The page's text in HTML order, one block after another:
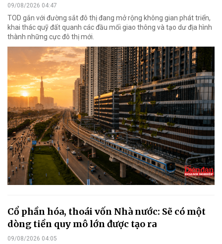
09/08/2026 04:47
TOD gắn với đường sắt đô thị đang mở rộng không gian phát triển,
khai thác quỹ đất quanh các đầu mối giao thông và tạo dư địa hình
thành những cực đô thị mới.
Cổ phần hóa, thoái vốn Nhà nước: Sẽ có một
dòng tiền quy mô lớn được tạo ra
09/08/2026 04:05